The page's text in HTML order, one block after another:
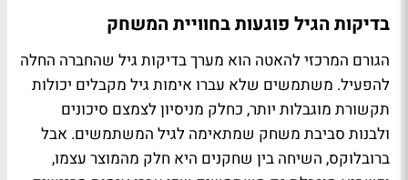
בדיקות הגיל פוגעות בחוויית המשחק
הגורם המרכזי להאטה הוא מערך בדיקות גיל שהחברה החלה
להפעיל. משתמשים שלא עברו אימות גיל מקבלים יכולות
תקשורת מוגבלות יותר, כחלק מניסיון לצמצם סיכונים
ולבנות סביבת משחק שמתאימה לגיל המשתמשים. אבל
ברובלוקס, השיחה בין שחקנים היא חלק מהמוצר עצמו,